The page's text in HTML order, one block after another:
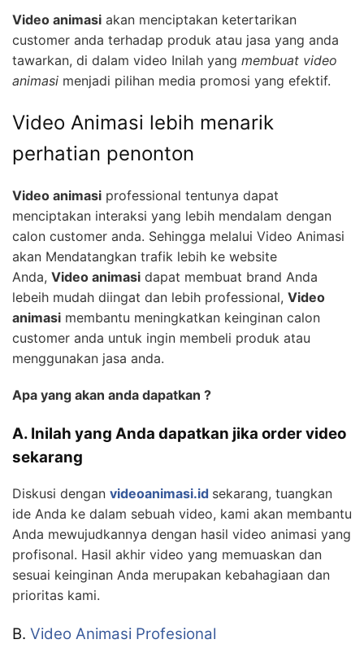
Video animasi akan menciptakan ketertarikan
customer anda terhadap produk atau jasa yang anda
tawarkan, di dalam video Inilah yang membuat video
animasi menjadi pilihan media promosi yang efektif.
Video Animasi lebih menarik
perhatian penonton
Video animasi professional tentunya dapat
menciptakan interaksi yang lebih mendalam dengan
calon customer anda. Sehingga melalui Video Animasi
akan Mendatangkan trafik lebih ke website
Anda, Video animasi dapat membuat brand Anda
lebeih mudah diingat dan lebih professional, Video
animasi membantu meningkatkan keinginan calon
customer anda untuk ingin membeli produk atau
menggunakan jasa anda.
Apa yang akan anda dapatkan ?
A. Inilah yang Anda dapatkan jika order video
sekarang
Diskusi dengan videoanimasi.id sekarang, tuangkan
ide Anda ke dalam sebuah video, kami akan membantu
Anda mewujudkannya dengan hasil video animasi yang
profisonal. Hasil akhir video yang memuaskan dan
sesuai keinginan Anda merupakan kebahagiaan dan
prioritas kami.
B. Video Animasi Profesional